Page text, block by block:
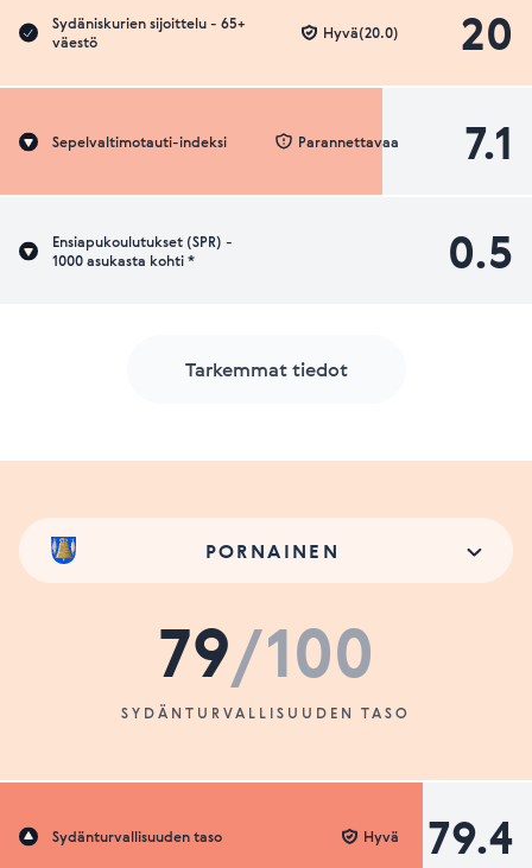
Sydäniskurien sijoittelu - 65+
väestö
20
Hyvä(20.0)
Sepelvaltimotauti-indeksi 7.1
Parannettavaa
Ensiapukoulutukset (SPR) -
1000 asukasta kohti *
0.5
Tarkemmat tiedot
PORNAINEN
79/100
SYDÄNTURVALLISUUDEN TASO
Sydänturvallisuuden taso 79.4
Hyvä